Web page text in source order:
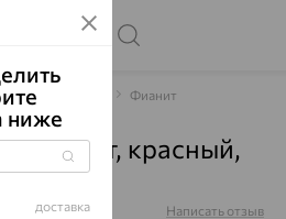
декоративные Фианит
фианит, красный,
Написать отзыв
ниже
доставка